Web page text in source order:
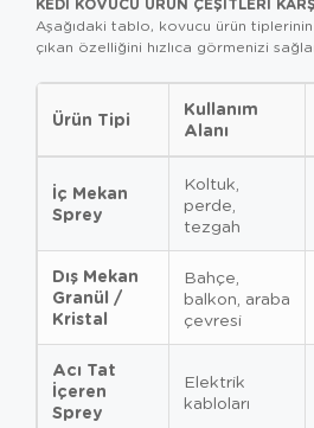
KEDI KOVUCU ÜRÜN ÇEŞITLERI
Aşağıdaki tablo, kovucu ürün tiplerinin
çıkan özelliğini hızlıca görmenizi
Ürün Tipi
Kullanım
Alanı
İç Mekan
Sprey
Koltuk,
perde,
tezgah
Dış Mekan
Granül /
Kristal
Bahçe,
balkon, araba
çevresi
Acı Tat
İçeren
Sprey
Elektrik
kabloları